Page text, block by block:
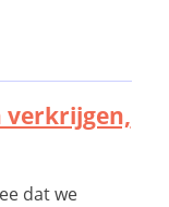
verkrijgen,
dat we